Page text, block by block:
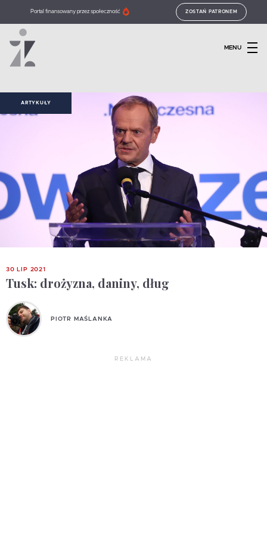
Portal finansowany przez społeczność ZOSTAŃ PATRONEM
MENU
ARTYKUŁY
30 LIP 2021
Tusk: drożyzna, daniny, dług
PIOTR MAŚLANKA
REKLAMA